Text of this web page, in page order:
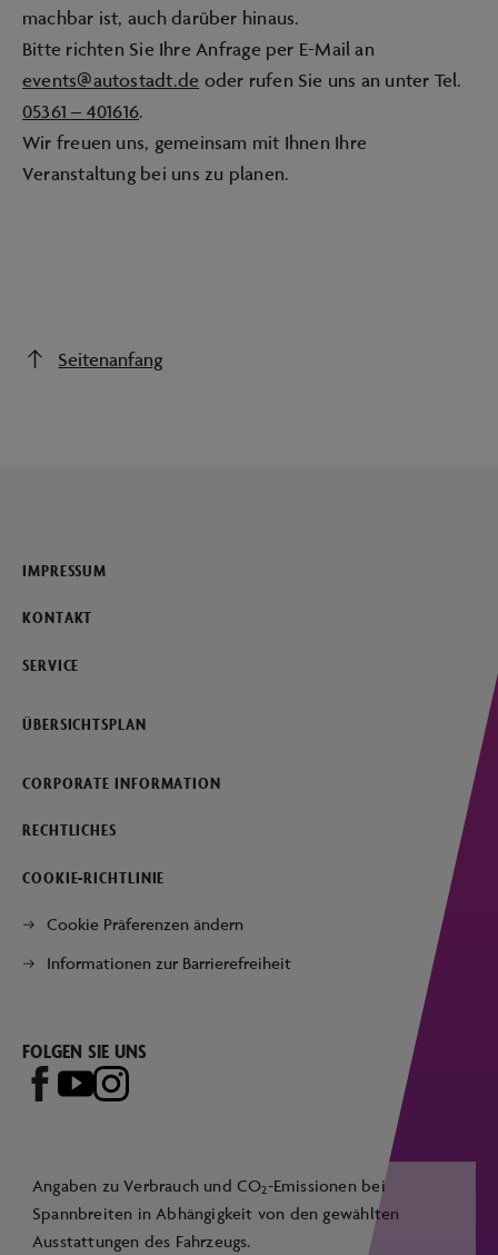
machbar ist, auch darüber hinaus.
Bitte richten Sie Ihre Anfrage per E-Mail an
events@autostadt.de oder rufen Sie uns an unter Tel.
05361 – 401616.
Wir freuen uns, gemeinsam mit Ihnen Ihre
Veranstaltung bei uns zu planen.
Seitenanfang
IMPRESSUM
KONTAKT
SERVICE
ÜBERSICHTSPLAN
CORPORATE INFORMATION
RECHTLICHES
COOKIE-RICHTLINIE
Cookie Präferenzen ändern
Informationen zur Barrierefreiheit
FOLGEN SIE UNS
Angaben zu Verbrauch und CO2-Emissionen bei
Spannbreiten in Abhängigkeit von den gewählten
Ausstattungen des Fahrzeugs.